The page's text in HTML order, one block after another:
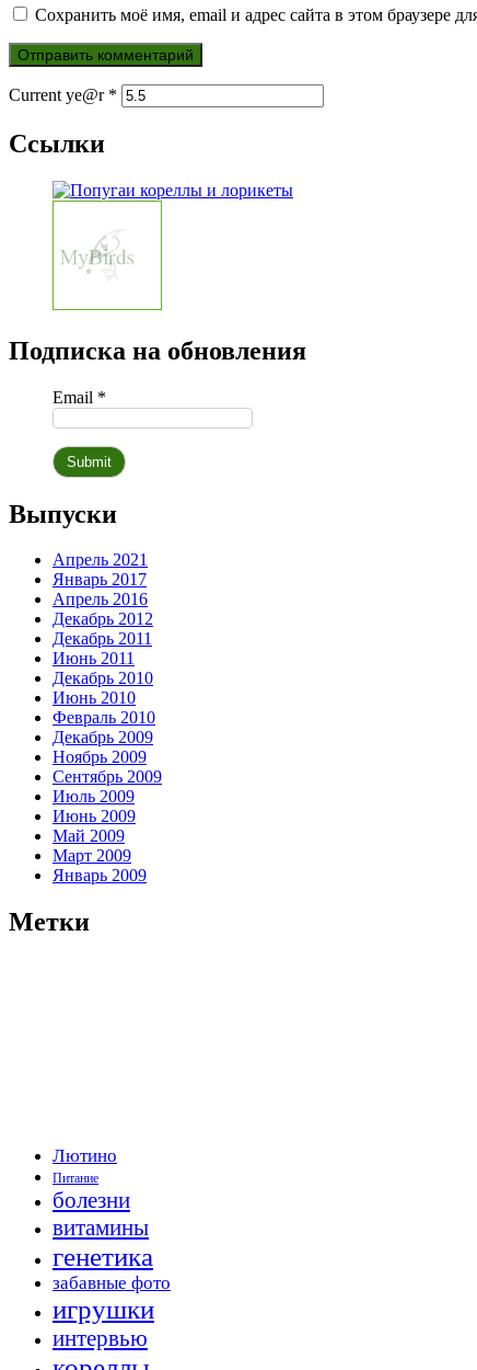
Сохранить моё имя, email и адрес сайта в этом браузере
Current ye@r *
Ссылки
Подписка на обновления
Email *
Выпуски
Апрель 2021
Январь 2017
Апрель 2016
Декабрь 2012
Декабрь 2011
Июнь 2011
Декабрь 2010
Июнь 2010
Февраль 2010
Декабрь 2009
Ноябрь 2009
Сентябрь 2009
Июль 2009
Июнь 2009
Май 2009
Март 2009
Январь 2009
Метки
Лютино
Питание
болезни
витамины
генетика
забавные фото
игрушки
интервью